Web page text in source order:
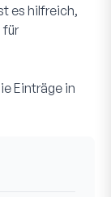
es hilfreich,
für
Einträge in